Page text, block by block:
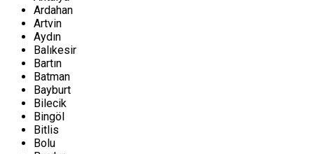
Ardahan
Artvin
Aydın
Balıkesir
Bartın
Batman
Bayburt
Bilecik
Bingöl
Bitlis
Bolu